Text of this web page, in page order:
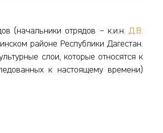
(начальники отрядов – к.и.н.Д.В.
районе Республики Дагестан.
слои, которые относятся к
к настоящему времени)